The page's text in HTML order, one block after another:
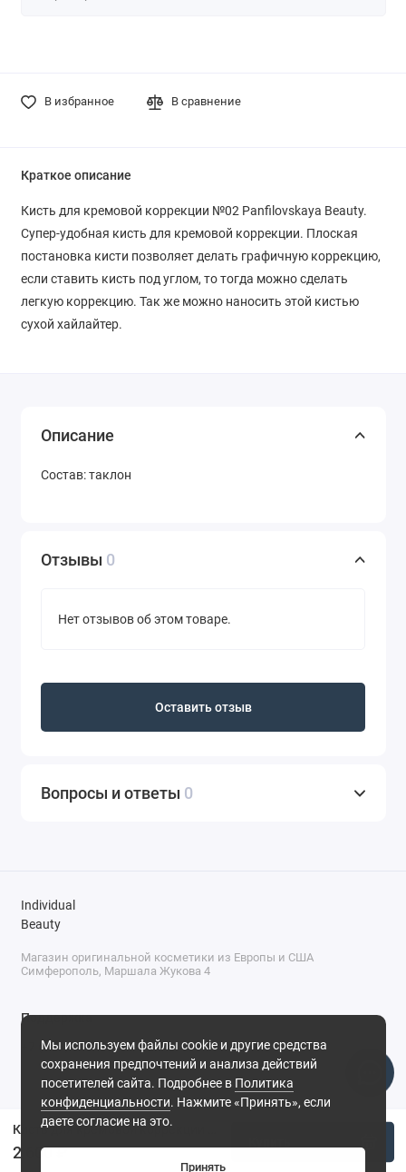
2 600 ₽
В избранное В сравнение
Краткое описание
Кисть для кремовой коррекции №02 Panfilovskaya Beauty.
Супер-удобная кисть для кремовой коррекции. Плоская
постановка кисти позволяет делать графичную коррекцию,
если ставить кисть под углом, то тогда можно сделать
легкую коррекцию. Так же можно наносить этой кистью
сухой хайлайтер.
Описание
Состав: таклон
Отзывы 0
Нет отзывов об этом товаре.
Оставить отзыв
Вопросы и ответы 0
Мы используем файлы cookie и другие средства
сохранения предпочтений и анализа действий
посетителей сайта. Подробнее в Политика
конфиденциальности. Нажмите «Принять», если
даете согласие на это.
Принять
Individual
Beauty
Магазин оригинальной косметики из Европы и США
Симферополь, Маршала Жукова 4
Поддержка
+7 (978) 586-46-46
ПН-ПТ: 9:00 - 18:00
Суббота: 9:00 - 17:00
Воскресенье: выходной
Симферополь, ул. Маршала Жукова, 4